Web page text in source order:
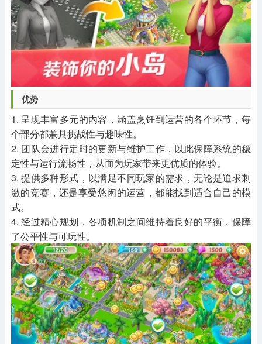
优势
1. 呈现丰富多元的内容，涵盖烹饪到运营的各个环节，每
个部分都兼具挑战性与趣味性。
2. 团队会进行定时的更新与维护工作，以此保障系统的稳
定性与运行流畅性，从而为玩家带来更优质的体验。
3. 提供多种形式，以满足不同玩家的需求，无论是追求刺
激的竞赛，还是享受悠闲的运营，都能找到适合自己的模
式。
4. 经过精心规划，各项机制之间维持着良好的平衡，保障
了公平性与可玩性。